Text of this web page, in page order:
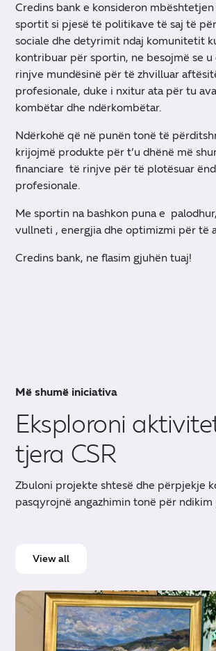
Credins bank e konsideron
sportit si pjesë të politikave të saj të
sociale dhe detyrimit ndaj komunitetit
kontribuar për sportin, ne besojmë se
rinjve mundësinë për të zhvilluar
profesionale, duke i nxitur ata për tu
kombëtar dhe ndërkombëtar.
Ndërkohë që në punën tonë të
krijojmë produkte për t’u dhënë më
financiare të rinjve për të plotësuar
profesionale.
Me sportin na bashkon puna e
vullneti , energjia dhe optimizmi për të
Credins bank, ne flasim gjuhën tuaj!
Më shumë iniciativa
Eksploroni
tjera CSR
Zbuloni projekte shtesë dhe përpjekje
pasqyrojnë angazhimin tonë për ndikim
View all